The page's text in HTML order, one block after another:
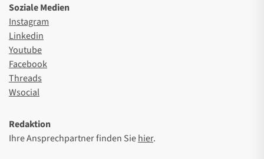
Soziale Medien
Instagram
Linkedin
Youtube
Facebook
Threads
Wsocial
Redaktion
Ihre Ansprechpartner finden Siehier.